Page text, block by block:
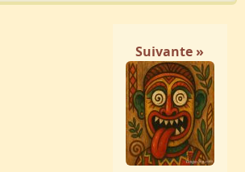
Suivante »